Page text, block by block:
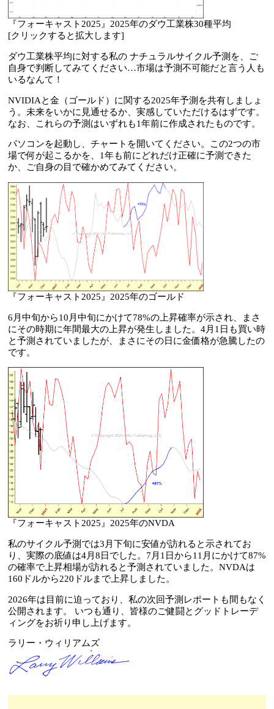
『フォーキャスト2025』2025年のダウ工業株30種平均
[クリックすると拡大します]
ダウ工業株平均に対する私の ナチュラルサイクル予測を、ご
自身で判断してみてください…市場は予測不可能だと言う人も
いるなんて！
NVIDIAと金（ゴールド）に関する2025年予測を共有しましょ
う。未来をいかに見通せるか、実感していただけるはずです。
なお、これらの予測はいずれも1年前に作成されたものです。
パソコンを起動し、チャートを開いてください。この2つの市
場で何が起こるかを、1年も前にどれだけ正確に予測できた
か、ご自身の目で確かめてみてください。
『フォーキャスト2025』2025年のゴールド
6月中旬から10月中旬にかけて78%の上昇確率が示され、まさ
にその時期に年間最大の上昇が発生しました。4月1日も買い時
と予測されていましたが、まさにその日に金価格が急騰したの
です。
『フォーキャスト2025』2025年のNVDA
私のサイクル予測では3月下旬に安値が訪れると示されてお
り、実際の底値は4月8日でした。7月1日から11月にかけて87%
の確率で上昇相場が訪れると予測されていました。NVDAは
160ドルから220ドルまで上昇しました。
2026年は目前に迫っており、私の次回予測レポートも間もなく
公開されます。 いつも通り、皆様のご健闘とグッドトレーデ
ィングをお祈り申し上げます。
ラリー・ウィリアムズ